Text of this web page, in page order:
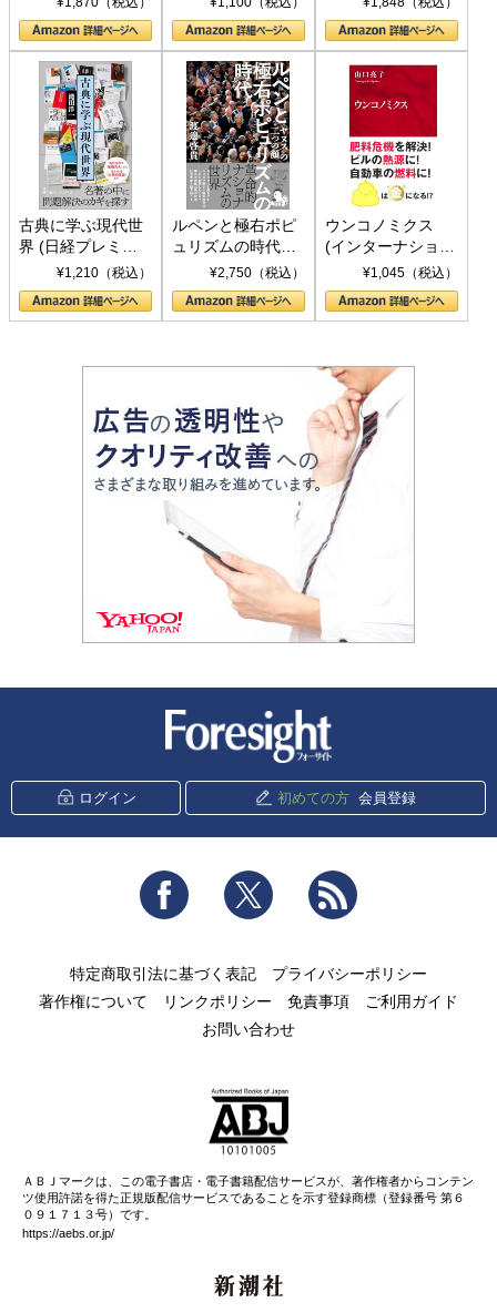
の挑戦
して聖断 (PHP新
書)
古典に学ぶ現代世
界 (日経プレミア
シリーズ)¥1,210（税込）
ルペンと極右ポピ
ュリズムの時代：
〈ヤヌス〉の二つ
の顔
¥2,750（税込）
ウンコノミクス
(インターナショナ
ル新書)¥1,045（税込）
ログイン 初めての方 会員登録
Facebook Twitter
特定商取引法に基づく表記
プライバシーポリシー
著作権について
リンクポリシー 免責事項
ご利用ガイド
お問い合わせ
ＡＢＪマークは、この電子書店・電子書籍配信サービスが、著作権者からコンテン
ツ使用許諾を得た正規版配信サービスであることを示す登録商標（登録番号 第６
０９１７１３号）です。
https://aebs.or.jp/